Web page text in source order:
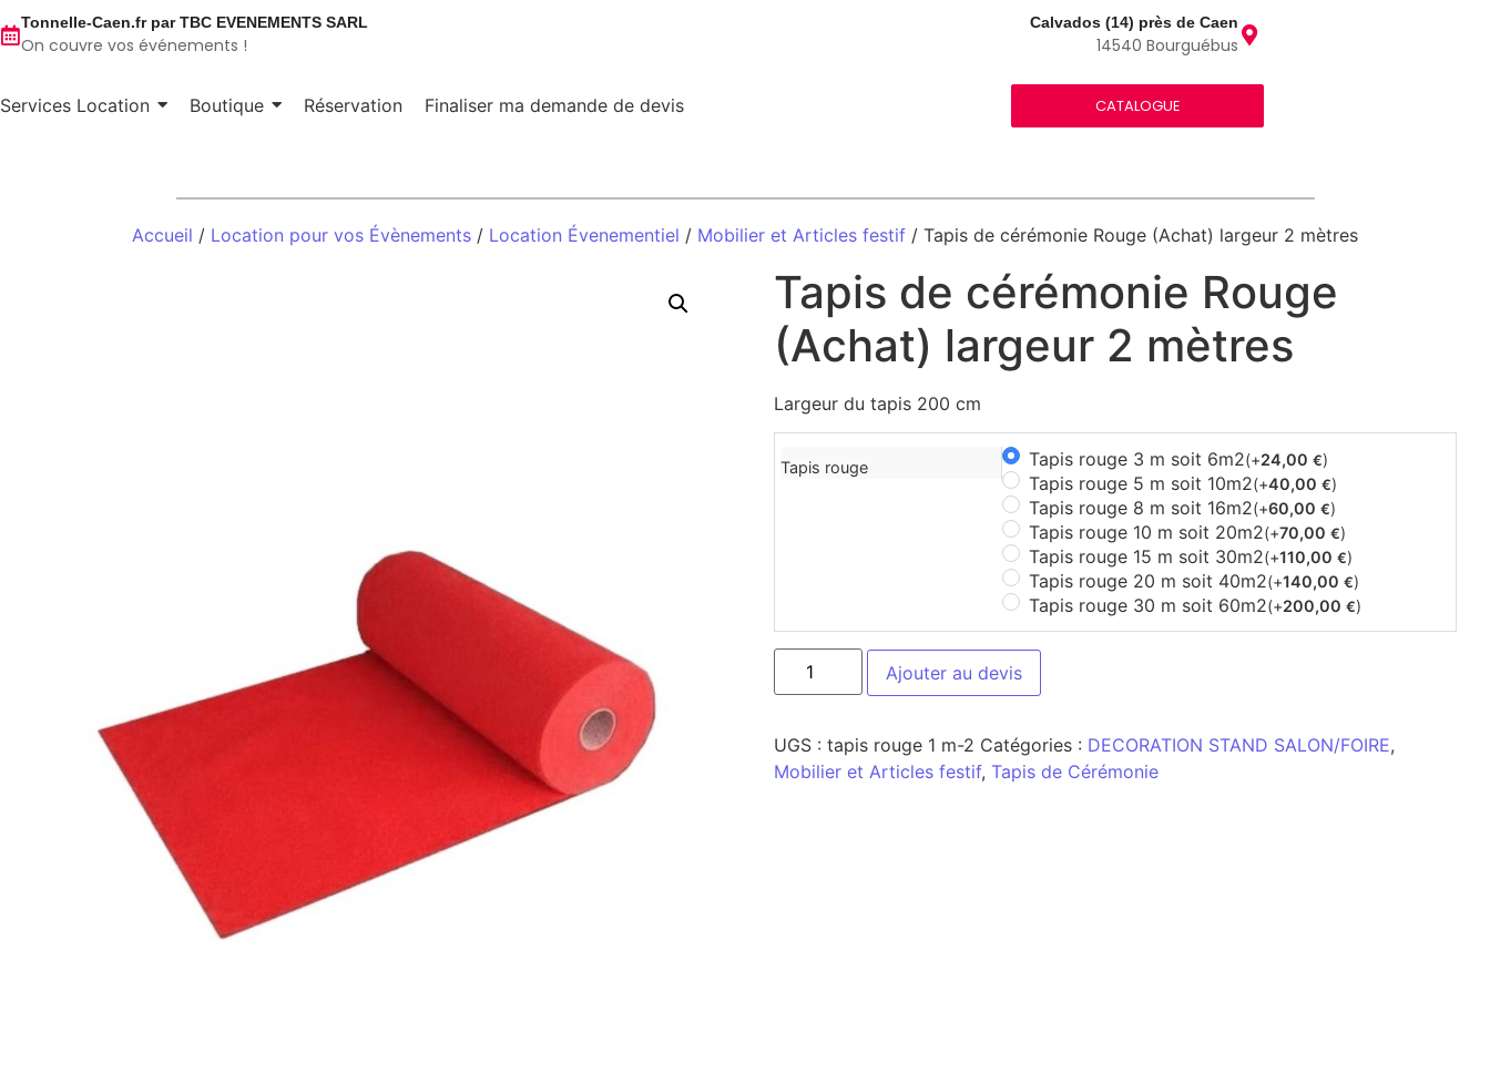
Tonnelle-Caen.fr par TBC EVENEMENTS SARL
On couvre vos événements !
Calvados (14) près de Caen
14540 Bourguébus
Services Location Boutique Réservation Finaliser ma demande de devis CATALOGUE
Accueil / Location pour vos Évènements / Location Évenementiel / Mobilier et Articles festif / Tapis de cérémonie Rouge (Achat) largeur 2 mètres
Tapis de cérémonie Rouge
(Achat) largeur 2 mètres
Largeur du tapis 200 cm
Tapis rouge Tapis rouge 3 m soit 6m2(+24,00 €)
Tapis rouge 5 m soit 10m2(+40,00 €)
Tapis rouge 8 m soit 16m2(+60,00 €)
Tapis rouge 10 m soit 20m2(+70,00 €)
Tapis rouge 15 m soit 30m2(+110,00 €)
Tapis rouge 20 m soit 40m2(+140,00 €)
Tapis rouge 30 m soit 60m2(+200,00 €)
Ajouter au devis
UGS : tapis rouge 1 m-2 Catégories : DECORATION STAND SALON/FOIRE,
Mobilier et Articles festif, Tapis de Cérémonie